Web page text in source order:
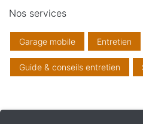
Nos services
Garage mobile Entretien
Guide & conseils entretien